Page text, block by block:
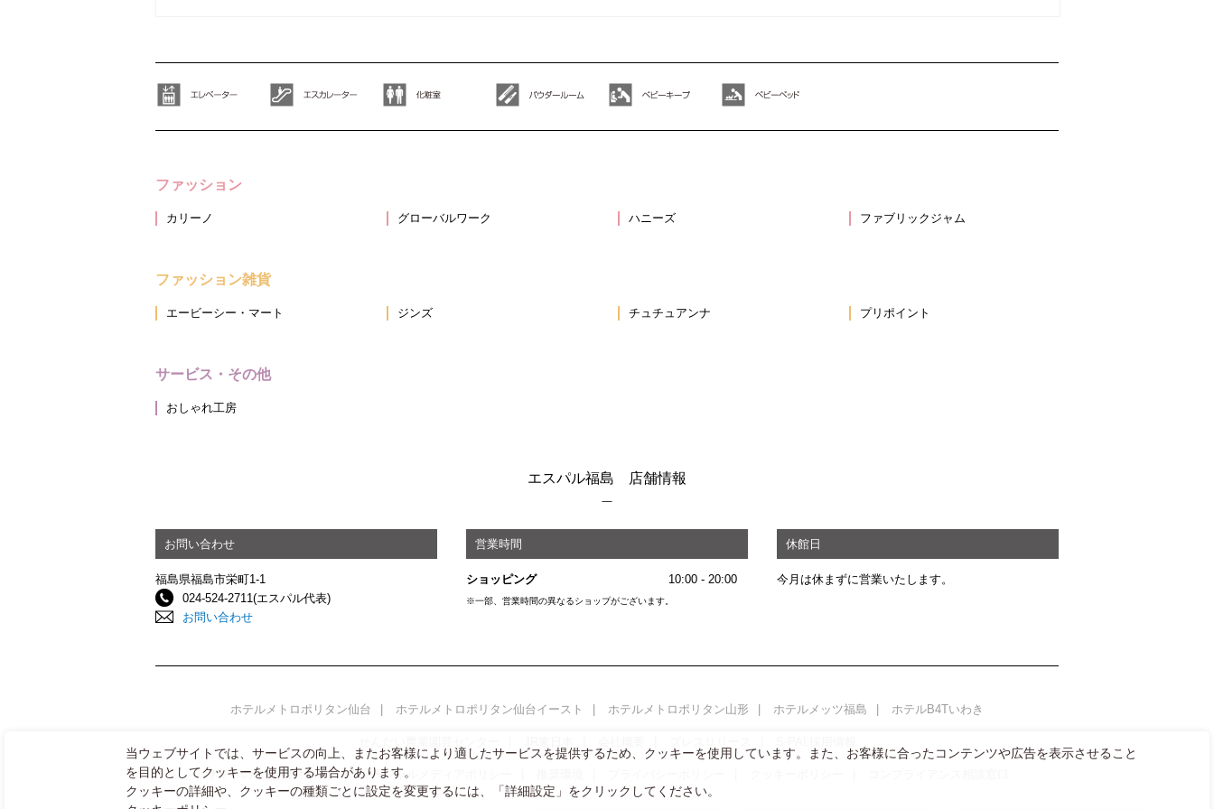
ファッション
カリーノ グローバルワーク ハニーズ ファブリックジャム
ファッション雑貨
エービーシー・マート ジンズ チュチュアンナ プリポイント
サービス・その他
おしゃれ工房
エスパル福島 店舗情報
お問い合わせ
福島県福島市栄町1-1
024-524-2711(エスパル代表)
お問い合わせ
営業時間
ショッピング 10:00 - 20:00
※一部、営業時間の異なるショップがございます。
休館日
今月は休まずに営業いたします。
ホテルメトロポリタン仙台 ホテルメトロポリタン仙台イースト ホテルメトロポリタン山形 ホテルメッツ福島 ホテルB4Tいわき
サイトのご利用について ソーシャルメディアポリシー
当ウェブサイトでは、サービスの向上、またお客様により適したサービスを提供するため、クッキーを使用しています。また、お客様に合ったコンテンツや広告を表示させること
を目的としてクッキーを使用する場合があります。
クッキーの詳細や、クッキーの種類ごとに設定を変更するには、「詳細設定」をクリックしてください。